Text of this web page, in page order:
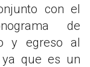
con el
de
y egreso al
ya que es un